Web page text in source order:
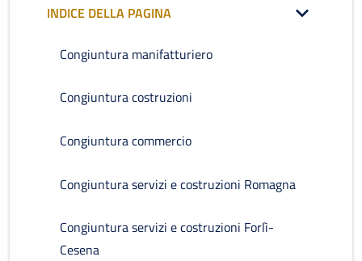
INDICE DELLA PAGINA
Congiuntura manifatturiero
Congiuntura costruzioni
Congiuntura commercio
Congiuntura servizi e costruzioni Romagna
Congiuntura servizi e costruzioni Forlì-
Cesena